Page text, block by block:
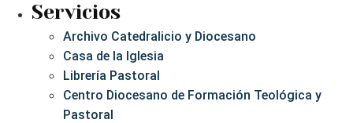
Servicios
Archivo Catedralicio y Diocesano
Casa de la Iglesia
Librería Pastoral
Centro Diocesano de Formación Teológica y
Pastoral